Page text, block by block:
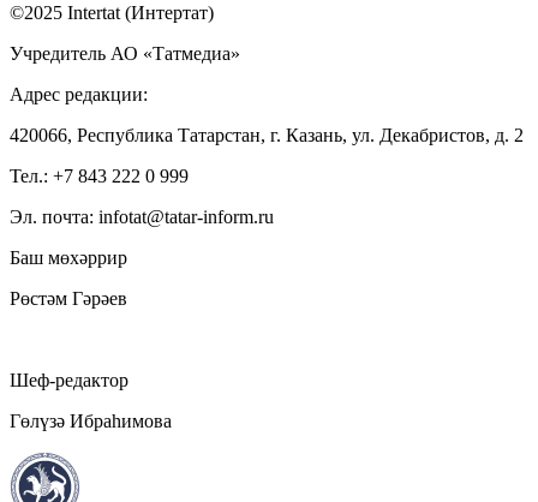
©2025 Intertat (Интертат)
Учредитель АО «Татмедиа»
Адрес редакции:
420066, Республика Татарстан, г. Казань, ул. Декабристов, д. 2
Тел.: +7 843 222 0 999
Эл. почта: infotat@tatar-inform.ru
Баш мөхәррир
Рөстәм Гәрәев
Шеф-редактор
Гөлүзә Ибраһимова